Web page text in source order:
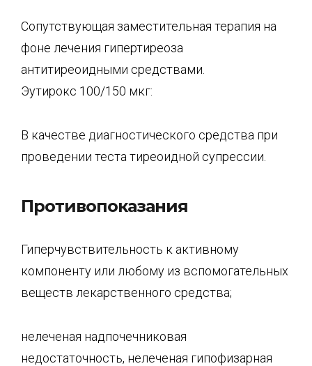
Сопутствующая заместительная терапия на
фоне лечения гипертиреоза
антитиреоидными средствами.
Эутирокс 100/150 мкг:
В качестве диагностического средства при
проведении теста тиреоидной супрессии.
Противопоказания
Гиперчувствительность к активному
компоненту или любому из вспомогательных
веществ лекарственного средства;
нелеченая надпочечниковая
недостаточность, нелеченая гипофизарная